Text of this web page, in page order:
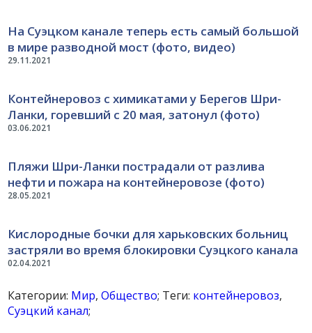
29.11.2021
На Суэцком канале теперь есть самый большой
в мире разводной мост (фото, видео)
03.06.2021
Контейнеровоз с химикатами у Берегов Шри-
Ланки, горевший с 20 мая, затонул (фото)
28.05.2021
Пляжи Шри-Ланки пострадали от разлива
нефти и пожара на контейнеровозе (фото)
02.04.2021
Кислородные бочки для харьковских больниц
застряли во время блокировки Суэцкого канала
Категории: Мир,Общество; Теги: контейнеровоз,
Суэцкий канал;